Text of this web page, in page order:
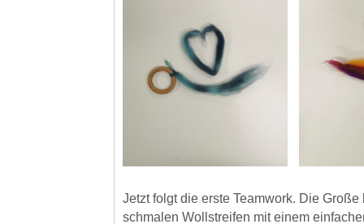
Jetzt folgt die erste Teamwork. Die
schmalen Wollstreifen mit einem